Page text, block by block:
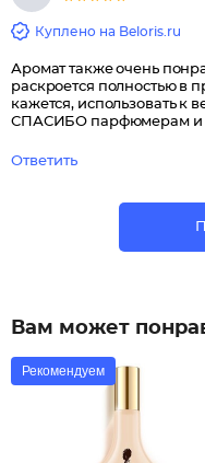
Куплено на Beloris.ru
Аромат также очень
раскроется полностью в
кажется, использовать к
СПАСИБО парфюмерам и
Ответить
Вам может
Рекомендуем